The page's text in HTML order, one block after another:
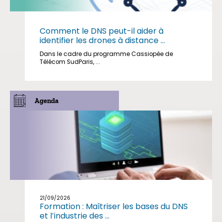
Comment le DNS peut-il aider à
identifier les drones à distance ...
Dans le cadre du programme Cassiopée de
Télécom SudParis, ...
Agenda
21/09/2026
Formation : Maîtriser les bases du DNS
et l’industrie des ...